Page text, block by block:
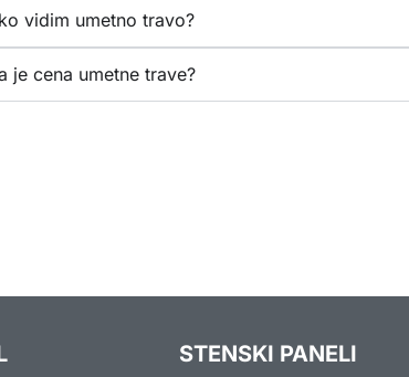
vidim umetno travo?
je cena umetne trave?
STENSKI PANELI